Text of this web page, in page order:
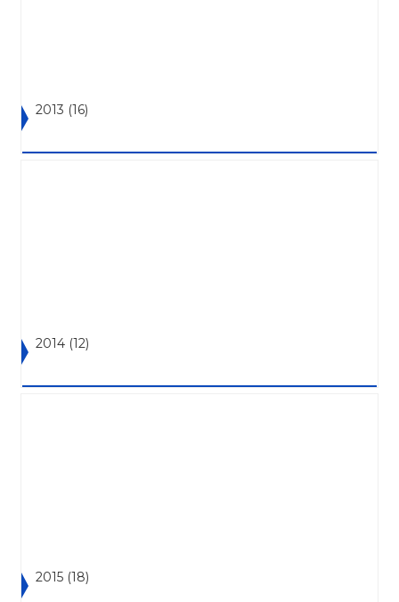
2013 (16)
2014 (12)
2015 (18)